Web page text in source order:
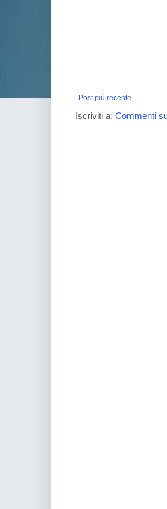
Post più recente
Iscriviti a: Commenti